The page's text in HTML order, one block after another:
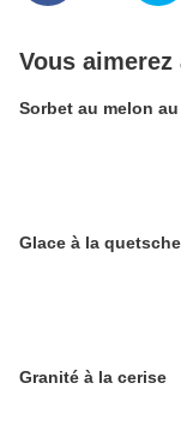
Vous aimerez
Sorbet au melon
Glace à la
Granité à la cerise